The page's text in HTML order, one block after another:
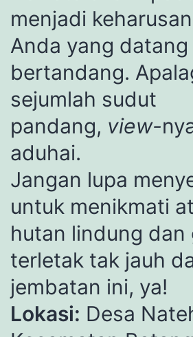
menjadi
Anda yang datang
bertandang.
sejumlah sudut
pandang, view-
aduhai.
Jangan lupa
untuk menikmati
hutan lindung dan
terletak tak jauh
jembatan ini, ya!
Lokasi: Desa